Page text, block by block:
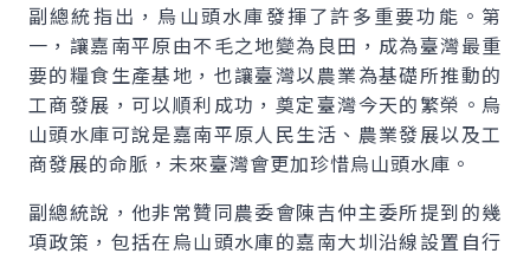
副總統指出，烏山頭水庫發揮了許多重要功能。第
一，讓嘉南平原由不毛之地變為良田，成為臺灣最重
要的糧食生產基地，也讓臺灣以農業為基礎所推動的
工商發展，可以順利成功，奠定臺灣今天的繁榮。烏
山頭水庫可說是嘉南平原人民生活、農業發展以及工
商發展的命脈，未來臺灣會更加珍惜烏山頭水庫。
副總統說，他非常贊同農委會陳吉仲主委所提到的幾
項政策，包括在烏山頭水庫的嘉南大圳沿線設置自行